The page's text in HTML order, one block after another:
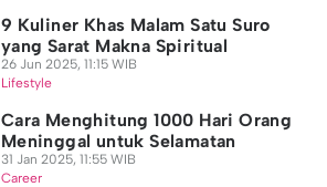
9 Kuliner Khas Malam Satu Suro
yang Sarat Makna Spiritual
26 Jun 2025, 11:15 WIB
Lifestyle
Cara Menghitung 1000 Hari Orang
Meninggal untuk Selamatan
31 Jan 2025, 11:55 WIB
Career